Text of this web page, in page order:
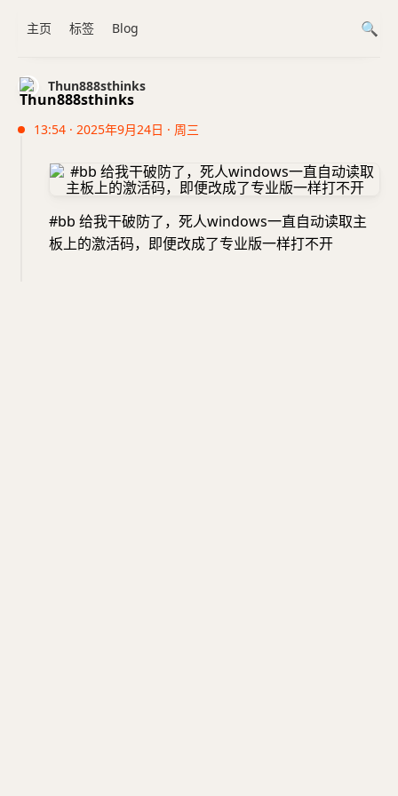
Thun888sthinks
13:54 · 2025年9月24日 · 周三
#bb 给我干破防了，死人windows一直自动读取主
板上的激活码，即便改成了专业版一样打不开
主页 标签 Blog